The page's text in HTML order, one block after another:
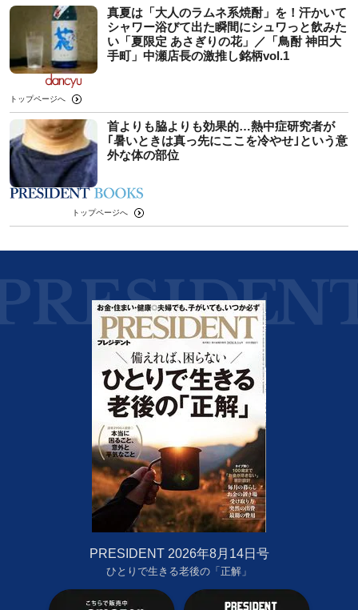
真夏は「大人のラムネ系焼酎」を！汗かいて
シャワー浴びて出た瞬間にシュワっと飲みた
い「夏限定 あさぎりの花」／「鳥酎 神田大
手町」中瀬店長の激推し銘柄vol.1
トップページへ
首よりも脇よりも効果的…熱中症研究者が
｢暑いときは真っ先にここを冷やせ｣という意
外な体の部位
トップページへ
PRESIDENT 2026年8月14日号
ひとりで生きる老後の「正解」